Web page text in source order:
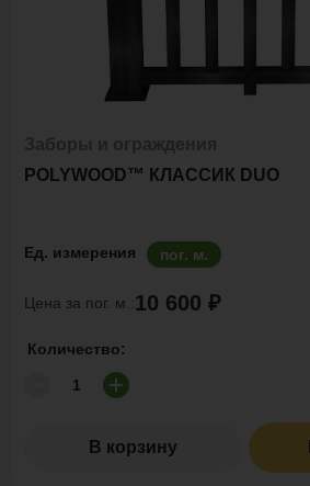
POLYWOOD™ КЛАССИК DUO
Ед. измерения пог. м.
Цена за пог. м.:10 600 ₽
Количество:
В корзину